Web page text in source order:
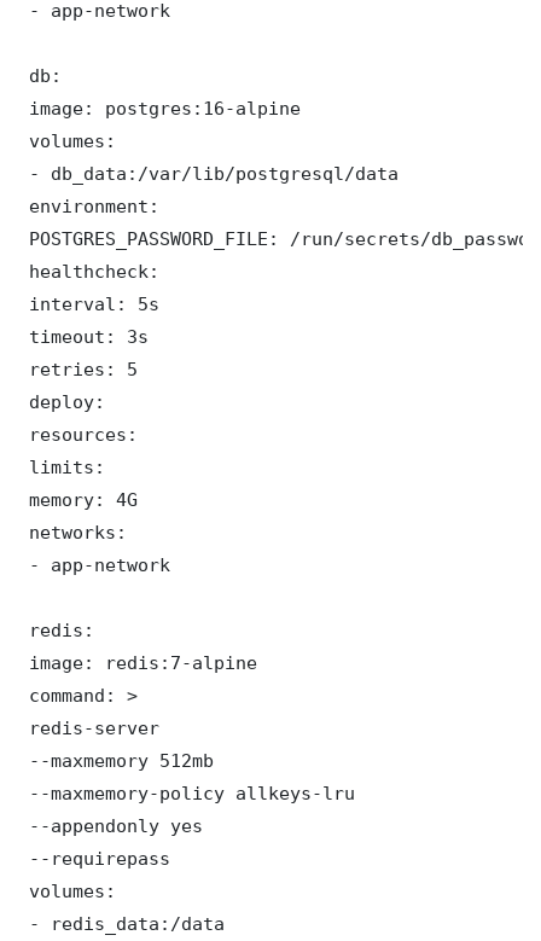
- app-network
db:
image: postgres:16-alpine
volumes:
- db_data:/var/lib/postgresql/data
environment:
POSTGRES_PASSWORD_FILE: /run/secrets/
healthcheck:
interval: 5s
timeout: 3s
retries: 5
deploy:
resources:
limits:
memory: 4G
networks:
- app-network
redis:
image: redis:7-alpine
command: >
redis-server
--maxmemory 512mb
--maxmemory-policy allkeys-lru
--appendonly yes
--requirepass
volumes:
- redis_data:/data